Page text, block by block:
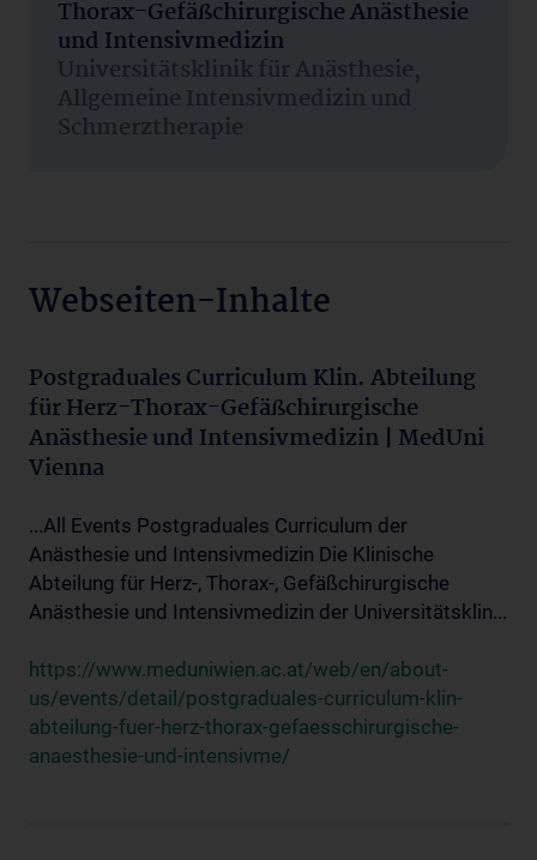
Thorax-Gefäßchirurgische Anästhesie
und Intensivmedizin
Universitätsklinik für Anästhesie,
Allgemeine Intensivmedizin und
Schmerztherapie
Webseiten-Inhalte
Postgraduales Curriculum Klin. Abteilung
für Herz-Thorax-Gefäßchirurgische
Anästhesie und Intensivmedizin | MedUni
Vienna
...All Events Postgraduales Curriculum der
Anästhesie und Intensivmedizin Die Klinische
Abteilung für Herz-, Thorax-, Gefäßchirurgische
Anästhesie und Intensivmedizin der Universitätsklin...
https://www.meduniwien.ac.at/web/en/about-
us/events/detail/postgraduales-curriculum-klin-
abteilung-fuer-herz-thorax-gefaesschirurgische-
anaesthesie-und-intensivme/